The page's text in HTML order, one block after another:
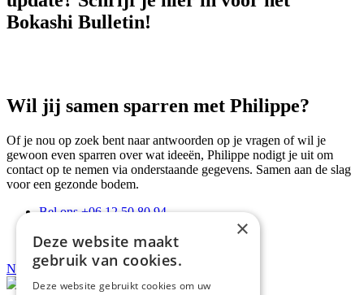
Bokashi Bulletin!
Wil jij samen sparren met Philippe?
Of je nou op zoek bent naar antwoorden op je vragen of wil je
gewoon even sparren over wat ideeën, Philippe nodigt je uit om
contact op te nemen via onderstaande gegevens. Samen aan de slag
voor een gezonde bodem.
Bel ons+06 12 50 80 94
E-mail ons viainfo@protanso.nl
Neem contact op met Philippe
×
Deze website maakt
gebruik van cookies.
Deze website gebruikt cookies om uw